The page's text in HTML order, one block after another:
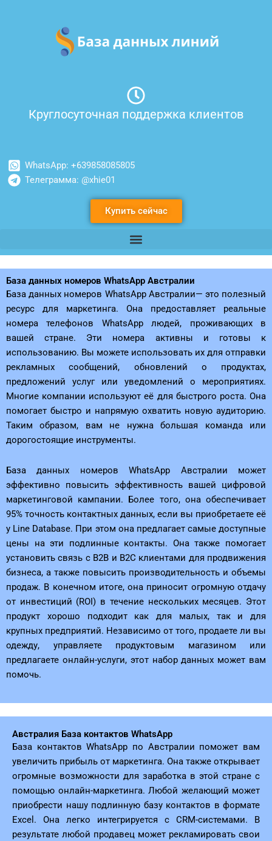
содержимому
Круглосуточная поддержка клиентов
WhatsApp: +639858085805
Телеграмма: @xhie01
Купить сейчас
База данных номеров WhatsApp Австралии
База данных номеров WhatsApp Австралии— это полезный
ресурс для маркетинга. Она предоставляет реальные
номера телефонов WhatsApp людей, проживающих в
вашей стране. Эти номера активны и готовы к
использованию. Вы можете использовать их для отправки
рекламных сообщений, обновлений о продуктах,
предложений услуг или уведомлений о мероприятиях.
Многие компании используют её для быстрого роста. Она
помогает быстро и напрямую охватить новую аудиторию.
Таким образом, вам не нужна большая команда или
дорогостоящие инструменты.
База данных номеров WhatsApp Австралии может
эффективно повысить эффективность вашей цифровой
маркетинговой кампании. Более того, она обеспечивает
95% точность контактных данных, если вы приобретаете её
у Line Database. При этом она предлагает самые доступные
цены на эти подлинные контакты. Она также помогает
установить связь с B2B и B2C клиентами для продвижения
бизнеса, а также повысить производительность и объемы
продаж. В конечном итоге, она приносит огромную отдачу
от инвестиций (ROI) в течение нескольких месяцев. Этот
продукт хорошо подходит как для малых, так и для
крупных предприятий. Независимо от того, продаете ли вы
одежду, управляете продуктовым магазином или
предлагаете онлайн-услуги, этот набор данных может вам
помочь.
Австралия База контактов WhatsApp
База контактов WhatsApp по Австралии поможет вам
увеличить прибыль от маркетинга. Она также открывает
огромные возможности для заработка в этой стране с
помощью онлайн-маркетинга. Любой желающий может
приобрести нашу подлинную базу контактов в формате
Excel. Она легко интегрируется с CRM-системами. В
результате любой продавец может рекламировать свои